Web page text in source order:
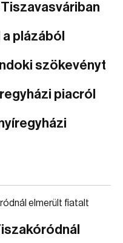
plázából
szökevényt
piacról